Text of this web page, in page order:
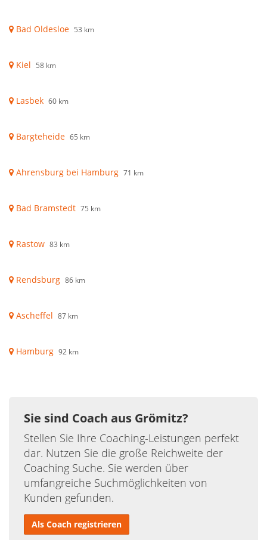
Bad Oldesloe 53 km
Kiel 58 km
Lasbek 60 km
Bargteheide 65 km
Ahrensburg bei Hamburg 71 km
Bad Bramstedt 75 km
Rastow 83 km
Rendsburg 86 km
Ascheffel 87 km
Hamburg 92 km
Sie sind Coach aus Grömitz?
Stellen Sie Ihre Coaching-Leistungen perfekt
dar. Nutzen Sie die große Reichweite der
Coaching Suche. Sie werden über
umfangreiche Suchmöglichkeiten von
Kunden gefunden.
Als Coach registrieren